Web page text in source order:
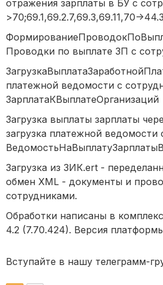
отражения зарплаты в БУ с
>70;69.1,69.2.7,69.3,69.11,70-
Проводки по выплате ЗП с
платежной ведомости с
ЗарплатаКВыплатеОрганизаций
Загрузка выплаты зарплаты
загрузка платежной ведомости
Загрузка из ЗИК.ert -
обмен XML - документы и
сотрудниками.
Обработки написаны в
4.2 (7.70.424). Версия
Вступайте в нашу телеграмм-